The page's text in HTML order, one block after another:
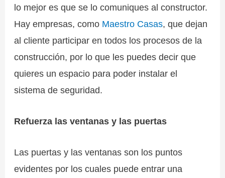
lo mejor es que se lo comuniques al constructor.
Hay empresas, como Maestro Casas, que dejan
al cliente participar en todos los procesos de la
construcción, por lo que les puedes decir que
quieres un espacio para poder instalar el
sistema de seguridad.
Refuerza las ventanas y las puertas
Las puertas y las ventanas son los puntos
evidentes por los cuales puede entrar una